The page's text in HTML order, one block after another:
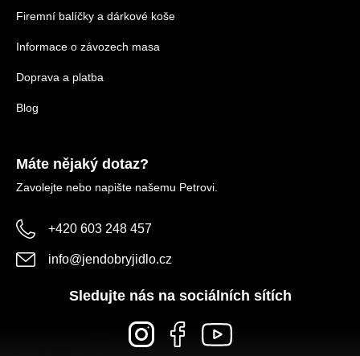
Firemní balíčky a dárkové koše
Informace o závozech masa
Doprava a platba
Blog
Máte nějaký dotaz?
Zavolejte nebo napište našemu Petrovi.
+420 603 248 457
info@jendobryjidlo.cz
Sledujte nás na sociálních sítích